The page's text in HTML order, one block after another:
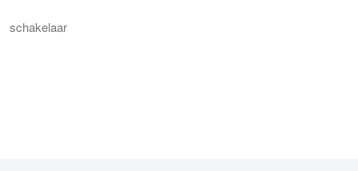
schakelaar